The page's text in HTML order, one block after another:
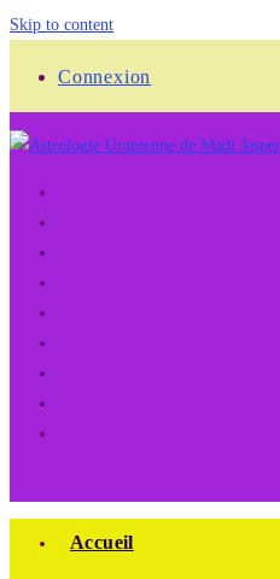
Skip to content
Connexion
Accueil